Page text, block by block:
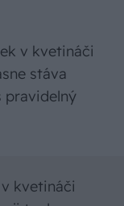
v kvetináči
stáva
pravidelný
kvetináči